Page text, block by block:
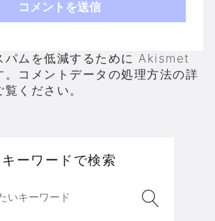
パムを低減するために Akismet
コメントデータの処理方法の詳
覧ください。
キーワードで検索